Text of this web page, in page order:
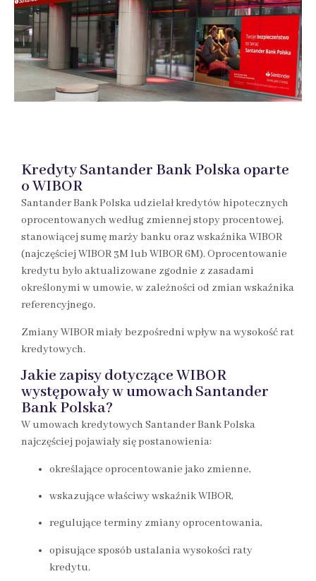
Kredyty Santander Bank Polska oparte
o WIBOR
Santander Bank Polska udzielał kredytów hipotecznych
oprocentowanych według zmiennej stopy procentowej,
stanowiącej sumę marży banku oraz wskaźnika WIBOR
(najczęściej WIBOR 3M lub WIBOR 6M). Oprocentowanie
kredytu było aktualizowane zgodnie z zasadami
określonymi w umowie, w zależności od zmian wskaźnika
referencyjnego.
Zmiany WIBOR miały bezpośredni wpływ na wysokość rat
kredytowych.
Jakie zapisy dotyczące WIBOR
występowały w umowach Santander
Bank Polska?
W umowach kredytowych Santander Bank Polska
najczęściej pojawiały się postanowienia:
określające oprocentowanie jako zmienne,
wskazujące właściwy wskaźnik WIBOR,
regulujące terminy zmiany oprocentowania,
opisujące sposób ustalania wysokości raty
kredytu.